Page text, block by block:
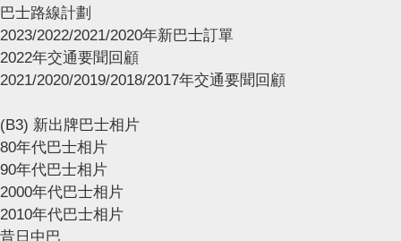
巴士路線計劃
2023/2022/2021/2020年新巴士訂單
2022年交通要聞回顧
2021/2020/2019/2018/2017年交通要聞回顧
(B3) 新出牌巴士相片
80年代巴士相片
90年代巴士相片
2000年代巴士相片
2010年代巴士相片
昔日中巴